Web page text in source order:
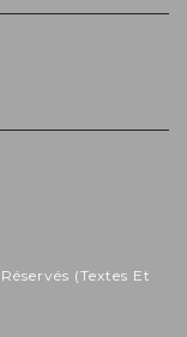
(textes Et